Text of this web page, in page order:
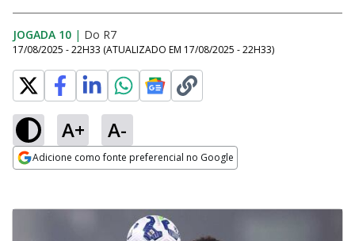
JOGADA 10 | Do R7
17/08/2025 - 22H33 (ATUALIZADO EM 17/08/2025 - 22H33)
A+ A-
Adicione como fonte preferencial no Google